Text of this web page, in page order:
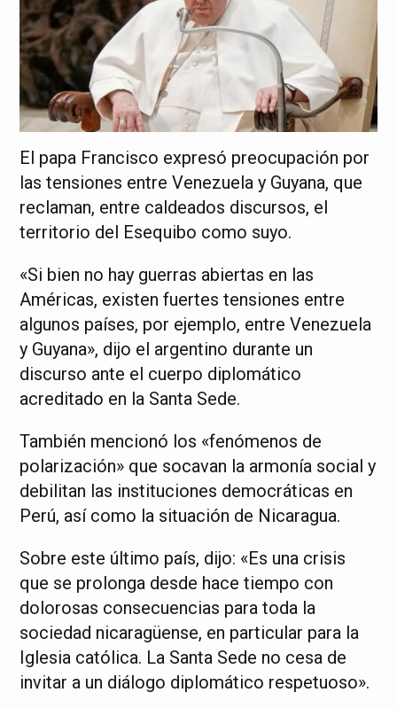
El papa Francisco expresó preocupación por
las tensiones entre Venezuela y Guyana, que
reclaman, entre caldeados discursos, el
territorio del Esequibo como suyo.
«Si bien no hay guerras abiertas en las
Américas, existen fuertes tensiones entre
algunos países, por ejemplo, entre Venezuela
y Guyana», dijo el argentino durante un
discurso ante el cuerpo diplomático
acreditado en la Santa Sede.
También mencionó los «fenómenos de
polarización» que socavan la armonía social y
debilitan las instituciones democráticas en
Perú, así como la situación de Nicaragua.
Sobre este último país, dijo: «Es una crisis
que se prolonga desde hace tiempo con
dolorosas consecuencias para toda la
sociedad nicaragüense, en particular para la
Iglesia católica. La Santa Sede no cesa de
invitar a un diálogo diplomático respetuoso».